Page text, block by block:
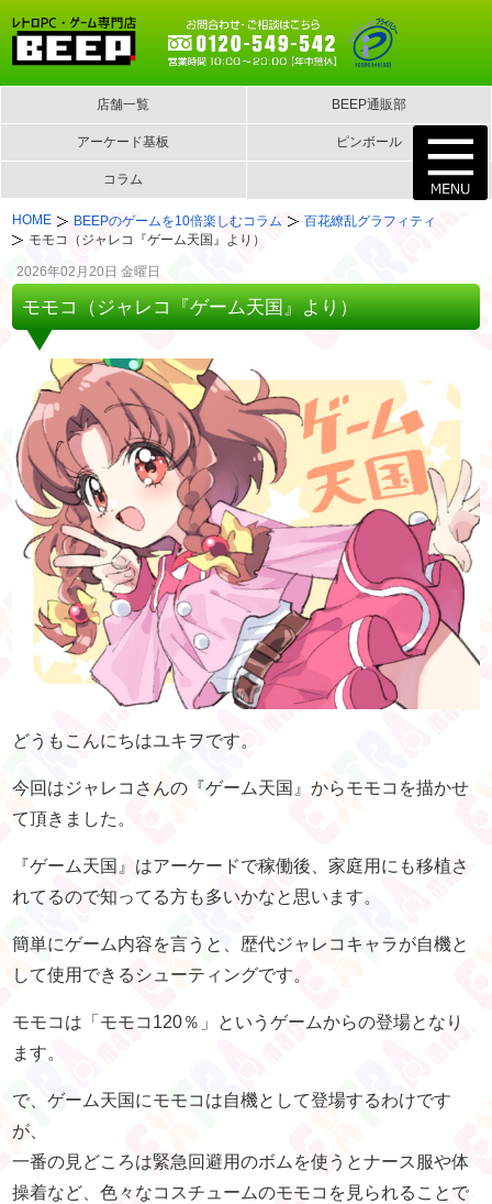
店舗一覧 BEEP通販部
アーケード基板 ピンボール
コラム
HOME BEEPのゲームを10倍楽しむコラム
百花繚乱グラフィティ
モモコ（ジャレコ『ゲーム天国』より）
2026年02月20日 金曜日
モモコ（ジャレコ『ゲーム天国』より）
どうもこんにちはユキヲです。
今回はジャレコさんの『ゲーム天国』からモモコを描かせ
て頂きました。
『ゲーム天国』はアーケードで稼働後、家庭用にも移植さ
れてるので知ってる方も多いかなと思います。
簡単にゲーム内容を言うと、歴代ジャレコキャラが自機と
して使用できるシューティングです。
モモコは「モモコ120％」というゲームからの登場となり
ます。
で、ゲーム天国にモモコは自機として登場するわけです
が、
一番の見どころは緊急回避用のボムを使うとナース服や体
操着など、色々なコスチュームのモモコを見られることで